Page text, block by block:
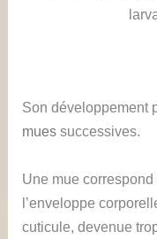
Son développement
mues successives.
Une mue
l’enveloppe
cuticule, devenue